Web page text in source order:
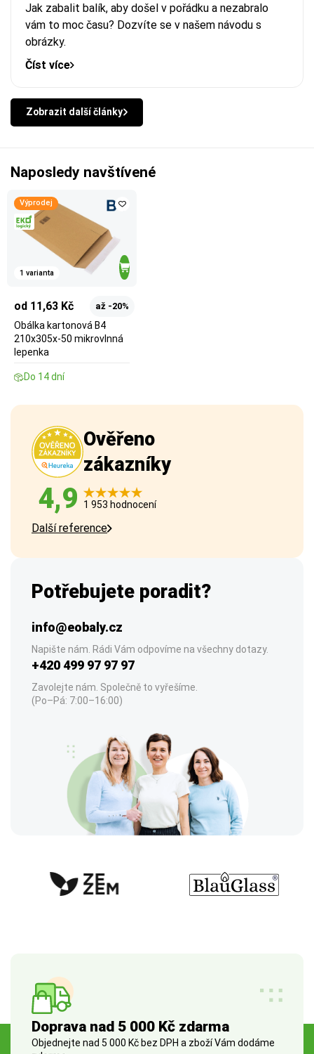
Jak zabalit balík, aby došel v pořádku a nezabralo
vám to moc času? Dozvíte se v našem návodu s
obrázky.
Číst více
Zobrazit další články
Naposledy navštívené
Výprodej
1 varianta
od 11,63 Kč až -20%
Obálka kartonová B4
210x305x-50 mikrovlnná
lepenka
Do 14 dní
Ověřeno
zákazníky
4,9 1 953 hodnocení
Další reference
Potřebujete poradit?
info@eobaly.cz
Napište nám. Rádi Vám odpovíme na všechny dotazy.
+420 499 97 97 97
Zavolejte nám. Společně to vyřešíme.
(Po–Pá: 7:00–16:00)
Doprava nad 5 000 Kč zdarma
Objednejte nad 5 000 Kč bez DPH a zboží Vám dodáme